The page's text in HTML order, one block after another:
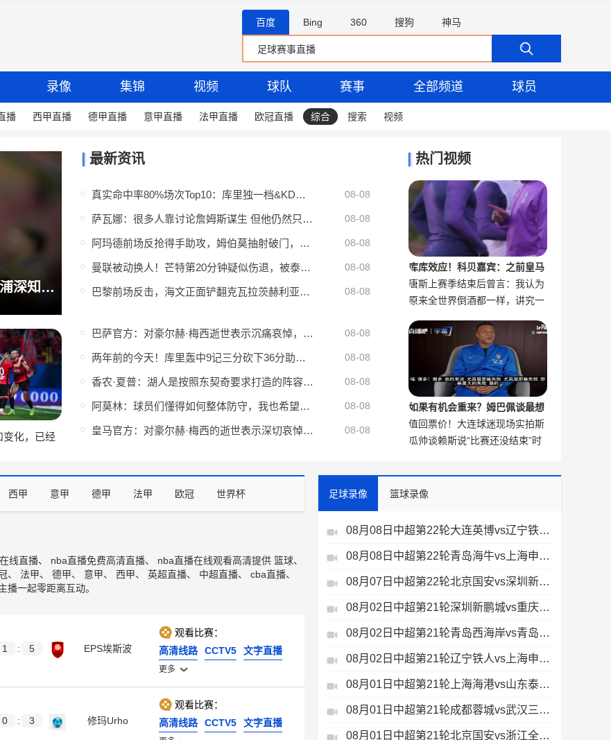
百度 Bing 360 搜狗 神马
录像 集锦 视频 球队 赛事 全部频道 球员
播 西甲直播 德甲直播 意甲直播 法甲直播 欧冠直播 综合 搜索 视频
记者：租借阿劳霍无疑是场赌博，但利物浦深知自己别无选择 德转预测阿森纳新赛季首发：哈弗茨突前，吉马良斯、赖斯搭档中场
变化，已经
最新资讯
真实命中率80%场次Top10：库里独一档&KD第2 哈登第4&克莱第9 08-08
萨瓦娜：很多人靠讨论詹姆斯谋生 但他仍然只是专注于篮球 08-08
阿玛德前场反抢得手助攻，姆伯莫抽射破门，曼联扳平比分1-1巴黎 08-08
曼联被动换人！芒特第20分钟疑似伤退，被泰勒·弗莱彻换下 08-08
巴黎前场反击，海文正面铲翻克瓦拉茨赫利亚，吃到一张黄牌 08-08
巴萨官方：对豪尔赫·梅西逝世表示沉痛哀悼，向梅西家族致以慰问 08-08
两年前的今天！库里轰中9记三分砍下36分助美国队完成17分大逆转 08-08
香农·夏普：湖人是按照东契奇要求打造的阵容 绿军与塔图姆不是 08-08
阿莫林：球员们懂得如何整体防守，我也希望推动他们实施高位压迫 08-08
皇马官方：对豪尔赫·梅西的逝世表示深切哀悼，谨向梅西致以慰问 08-08
热门视频
库库效应！科贝嘉宾：之前皇马
球迷对国家队不满，现在不明显
了
唐斯上赛季结束后曾言：我认为
尼克斯下赛季绝对有机会夺冠
原来全世界倒酒都一样，讲究一
个公平！
如果有机会重来？姆巴佩谈最想
改变的比赛是哪场
值回票价！大连球迷现场实拍斯
坦丘天外飞仙
瓜帅谈赖斯说“比赛还没结束”时
西甲 意甲 德甲 法甲 欧冠 世界杯
线直播、 nba直播免费高清直播、 nba直播在线观看高清提供 篮球、
、 法甲、 德甲、 意甲、 西甲、 英超直播、 中超直播、 cba直播、
一起零距离互动。
1 : 5 EPS埃斯波
观看比赛：
高清线路
CCTV5 文字直播
更多
0 : 3 修玛Urho
观看比赛：
高清线路
CCTV5 文字直播
足球录像 篮球录像
08月08日中超第22轮大连英博vs辽宁铁人全场录像
08月08日中超第22轮青岛海牛vs上海申花全场录像
08月07日中超第22轮北京国安vs深圳新鹏城全场录像
08月02日中超第21轮深圳新鹏城vs重庆铜梁龙全场录像
08月02日中超第21轮青岛西海岸vs青岛海牛全场录像
08月02日中超第21轮辽宁铁人vs上海申花全场录像
08月01日中超第21轮上海海港vs山东泰山全场录像
08月01日中超第21轮成都蓉城vs武汉三镇全场录像
08月01日中超第21轮北京国安vs浙江全场录像